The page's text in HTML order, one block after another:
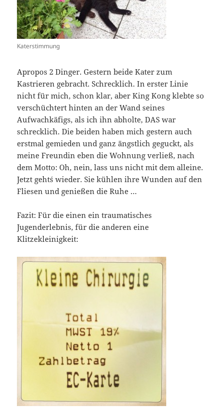
Katerstimmung
Apropos 2 Dinger. Gestern beide Kater zum
Kastrieren gebracht. Schrecklich. In erster Linie
nicht für mich, schon klar, aber King Kong klebte so
verschüchtert hinten an der Wand seines
Aufwachkäfigs, als ich ihn abholte, DAS war
schrecklich. Die beiden haben mich gestern auch
erstmal gemieden und ganz ängstlich geguckt, als
meine Freundin eben die Wohnung verließ, nach
dem Motto: Oh, nein, lass uns nicht mit dem alleine.
Jetzt geht´s wieder. Sie kühlen ihre Wunden auf den
Fliesen und genießen die Ruhe …
Fazit: Für die einen ein traumatisches
Jugenderlebnis, für die anderen eine
Klitzekleinigkeit: